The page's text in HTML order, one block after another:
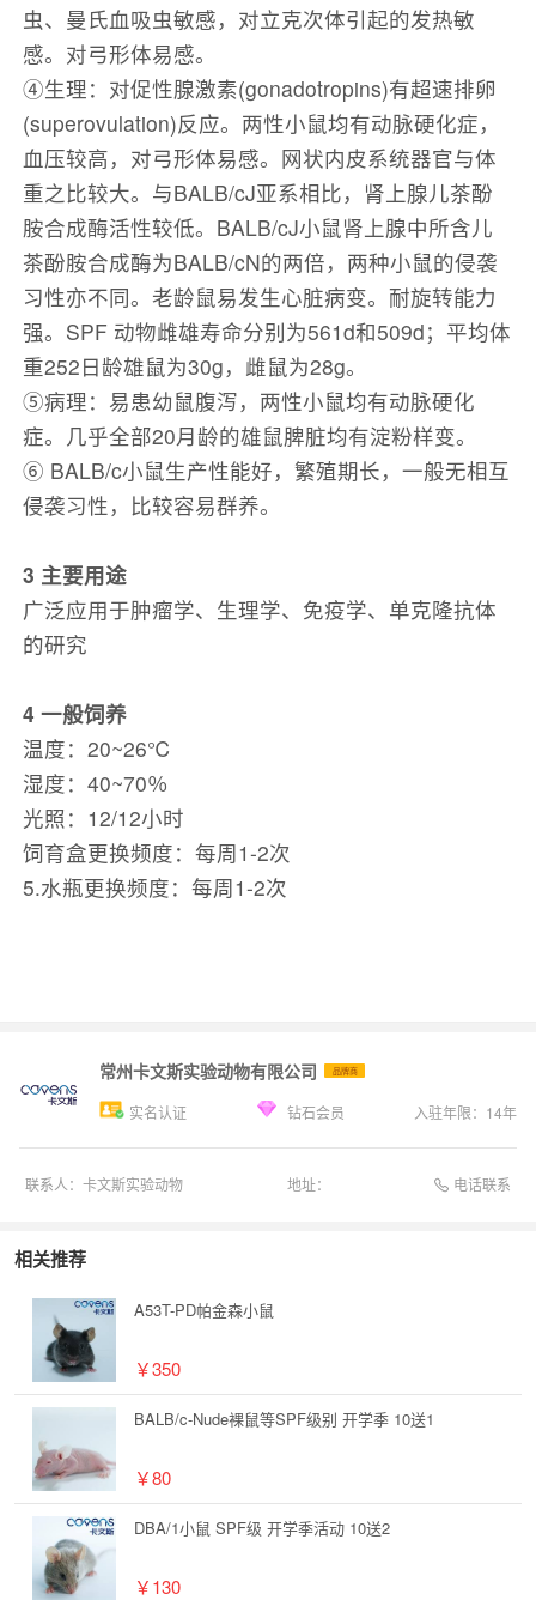
虫、曼氏血吸虫敏感，对立克次体引起的发热敏
感。对弓形体易感。
④生理：对促性腺激素(gonadotropins)有超速排卵
(superovulation)反应。两性小鼠均有动脉硬化症，
血压较高，对弓形体易感。网状内皮系统器官与体
重之比较大。与BALB/cJ亚系相比，肾上腺儿茶酚
胺合成酶活性较低。BALB/cJ小鼠肾上腺中所含儿
茶酚胺合成酶为BALB/cN的两倍，两种小鼠的侵袭
习性亦不同。老龄鼠易发生心脏病变。耐旋转能力
强。SPF 动物雌雄寿命分别为561d和509d；平均体
重252日龄雄鼠为30g，雌鼠为28g。
⑤病理：易患幼鼠腹泻，两性小鼠均有动脉硬化
症。几乎全部20月龄的雄鼠脾脏均有淀粉样变。
⑥ BALB/c小鼠生产性能好，繁殖期长，一般无相互
侵袭习性，比较容易群养。
3 主要用途
广泛应用于肿瘤学、生理学、免疫学、单克隆抗体
的研究
4 一般饲养
温度：20~26℃
湿度：40~70％
光照：12/12小时
饲育盒更换频度：每周1-2次
5.水瓶更换频度：每周1-2次
常州卡文斯实验动物有限公司 品牌商
实名认证 钻石会员 入驻年限： 14年
联系人： 卡文斯实验动物 地址： 电话联系
相关推荐
A53T-PD帕金森小鼠
￥350
BALB/c-Nude裸鼠等SPF级别 开学季 10送1
￥80
DBA/1小鼠 SPF级 开学季活动 10送2
￥130